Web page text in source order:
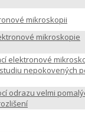
mikroskopii
mikroskopie
elektronové
nepokovených
odrazu velmi